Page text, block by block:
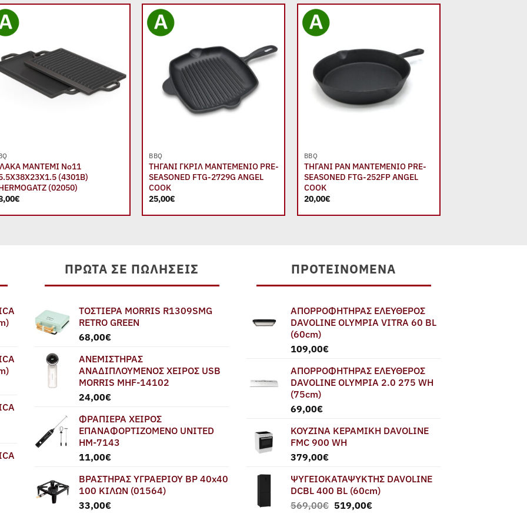
ΜΑΝΤΕΜΙ Νο11
(4301Β)
(02050)
€
wishlist
BBQ
ΤΗΓΑΝΙ ΓΚΡΙΛ ΜΑΝΤΕΜΕΝΙΟ PRE-
SEASONED FTG-2729G ANGEL
COOK
25,00€
BBQ
ΤΗΓΑΝΙ PAN ΜΑΝΤΕΜΕΝΙΟ PRE-
SEASONED FTG-252FP ANGEL
COOK
20,00€
ΠΡΏΤΑ ΣΕ ΠΩΛΉΣΕΙΣ
ΤΟΣΤΙΕΡΑ MORRIS R1309SMG
RETRO GREEN
68,00€
ΑΝΕΜΙΣΤΗΡΑΣ
ΑΝΑΔΙΠΛΟΥΜΕΝΟΣ ΧΕΙΡΟΣ USB
MORRIS MHF-14102
24,00€
ΦΡΑΠΙΕΡΑ ΧΕΙΡΟΣ
ΕΠΑΝΑΦΟΡΤΙΖΟΜΕΝΟ UNITED
HM-7143
11,00€
ΒΡΑΣΤΗΡΑΣ ΥΓΡΑΕΡΙΟΥ BP 40x40
100 ΚΙΛΩΝ (01564)
33,00€
ΠΡΟΤΕΙΝΌΜΕΝΑ
ΑΠΟΡΡΟΦΗΤΗΡΑΣ ΕΛΕΥΘΕΡΟΣ
DAVOLINE OLYMPIA VITRA 60 BL
(60cm)
109,00€
ΑΠΟΡΡΟΦΗΤΗΡΑΣ ΕΛΕΥΘΕΡΟΣ
DAVOLINE OLYMPIA 2.0 275 WH
(75cm)
69,00€
ΚΟΥΖΙΝΑ ΚΕΡΑΜΙΚΗ DAVOLINE
FMC 900 WH
379,00€
ΨΥΓΕΙΟΚΑΤΑΨΥΚΤΗΣ DAVOLINE
DCBL 400 BL (60cm)
569,00€ Original
519,00€Η